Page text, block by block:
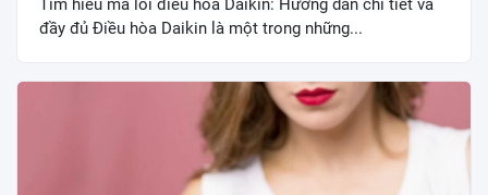
đầy đủ Điều hòa Daikin là một trong những...